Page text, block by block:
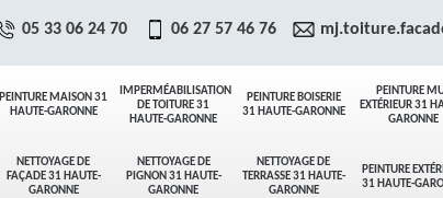
PEINTURE MAISON 31
HAUTE-GARONNE
IMPERMÉABILISATION
DE TOITURE 31
HAUTE-GARONNE
PEINTURE BOISERIE
31 HAUTE-GARONNE
PEINTURE
EXTÉRIEUR 31
GARONNE
NETTOYAGE DE
FAÇADE 31 HAUTE-
GARONNE
NETTOYAGE DE
PIGNON 31 HAUTE-
GARONNE
NETTOYAGE DE
TERRASSE 31 HAUTE-
GARONNE
PEINTURE
31 HAUTE-
05 33 06 24 70 06 27 57 46 76